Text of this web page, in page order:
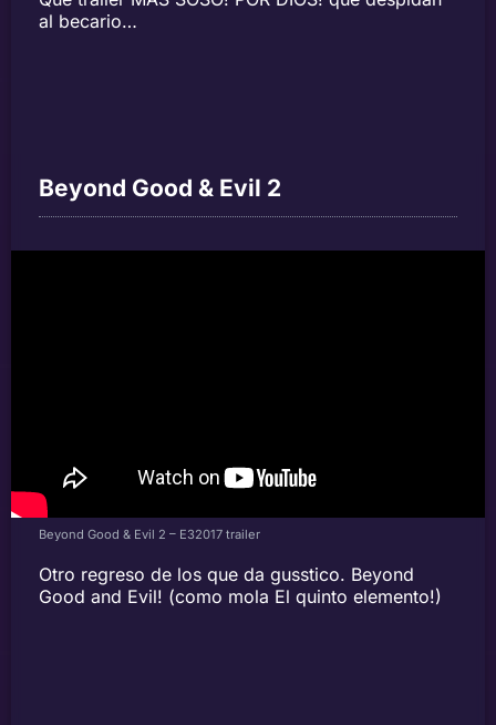
al becario…
Beyond Good & Evil 2
Beyond Good & Evil 2 – E32017 trailer
Otro regreso de los que da gusstico. Beyond
Good and Evil! (como mola El quinto elemento!)